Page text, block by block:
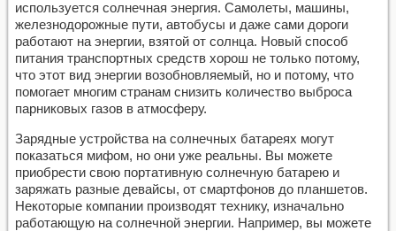
используется солнечная энергия. Самолеты, машины,
железнодорожные пути, автобусы и даже сами дороги
работают на энергии, взятой от солнца. Новый способ
питания транспортных средств хорош не только потому,
что этот вид энергии возобновляемый, но и потому, что
помогает многим странам снизить количество выброса
парниковых газов в атмосферу.
Зарядные устройства на солнечных батареях могут
показаться мифом, но они уже реальны. Вы можете
приобрести свою портативную солнечную батарею и
заряжать разные девайсы, от смартфонов до планшетов.
Некоторые компании производят технику, изначально
работающую на солнечной энергии. Например, вы можете